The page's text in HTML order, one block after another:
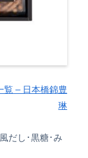
覧 – 日本橋錦豊
琳
だし･黒糖･み